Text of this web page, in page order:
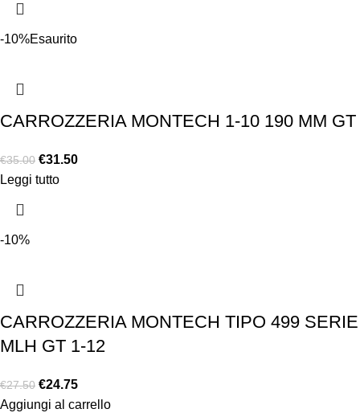
-10%Esaurito
CARROZZERIA MONTECH 1-10 190 MM GT
€35.00 €31.50
Leggi tutto
-10%
CARROZZERIA MONTECH TIPO 499 SERIE
MLH GT 1-12
€27.50 €24.75
Aggiungi al carrello